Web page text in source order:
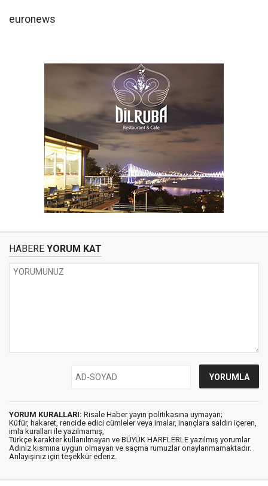
euronews
HABERE YORUM KAT
YORUM KURALLARI: Risale Haber yayın politikasına uymayan;
Küfür, hakaret, rencide edici cümleler veya imalar, inançlara saldırı içeren,
imla kuralları ile yazılmamış,
Türkçe karakter kullanılmayan ve BÜYÜK HARFLERLE yazılmış yorumlar
Adınız kısmına uygun olmayan ve saçma rumuzlar onaylanmamaktadır.
Anlayışınız için teşekkür ederiz.